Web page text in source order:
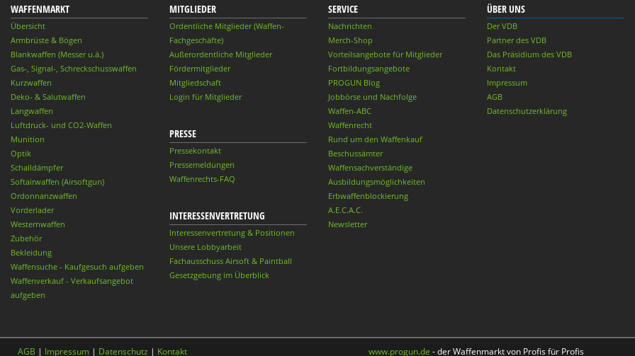
WAFFENMARKT
Übersicht
Armbrüste & Bögen
Blankwaffen (Messer u.ä.)
Gas-, Signal-, Schreckschusswaffen
Kurzwaffen
Deko- & Salutwaffen
Langwaffen
Luftdruck- und CO2-Waffen
Munition
Optik
Schalldämpfer
Softairwaffen (Airsoftgun)
Ordonnanzwaffen
Vorderlader
Westernwaffen
Zubehör
Bekleidung
Waffensuche - Kaufgesuch aufgeben
Waffenverkauf - Verkaufsangebot
aufgeben
MITGLIEDER
Ordentliche Mitglieder (Waffen-
Fachgeschäfte)
Außerordentliche Mitglieder
Fördermitglieder
Mitgliedschaft
Login für Mitglieder
PRESSE
Pressekontakt
Pressemeldungen
Waffenrechts-FAQ
INTERESSENVERTRETUNG
Interessenvertretung & Positionen
Unsere Lobbyarbeit
Fachausschuss Airsoft & Paintball
Gesetzgebung im Überblick
SERVICE
Nachrichten
Merch-Shop
Vorteilsangebote für Mitglieder
Fortbildungsangebote
PROGUN Blog
Jobbörse und Nachfolge
Waffen-ABC
Waffenrecht
Rund um den Waffenkauf
Beschussämter
Waffensachverständige
Ausbildungsmöglichkeiten
Erbwaffenblockierung
A.E.C.A.C.
Newsletter
ÜBER UNS
Der VDB
Partner des VDB
Das Präsidium des VDB
Kontakt
Impressum
AGB
Datenschutzerklärung
AGB | Impressum | Datenschutz | Kontakt www.progun.de - der Waffenmarkt von Profis für Profis